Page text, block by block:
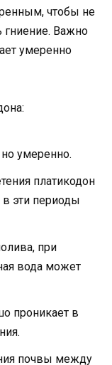
чтобы не
гниение. Важно
умеренно
но умеренно.
платикодон
эти периоды
при
вода может
проникает в
почвы между